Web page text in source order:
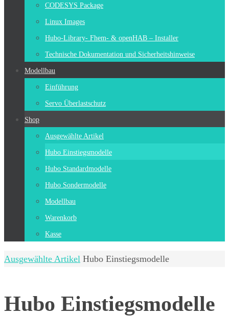
CODESYS Package
Linux Images
Hubo-Library- Fhem- & openHAB – Installer
Technische Dokumentation und Sicherheitshinweise
Modellbau
Einführung
Servo Überlastschutz
Shop
Ausgewählte Artikel
Hubo Einstiegsmodelle
Hubo Standardmodelle
Hubo Sondermodelle
Modellbau
Warenkorb
Kasse
Home
Ausgewählte Artikel Hubo Einstiegsmodelle
Hubo Einstiegsmodelle